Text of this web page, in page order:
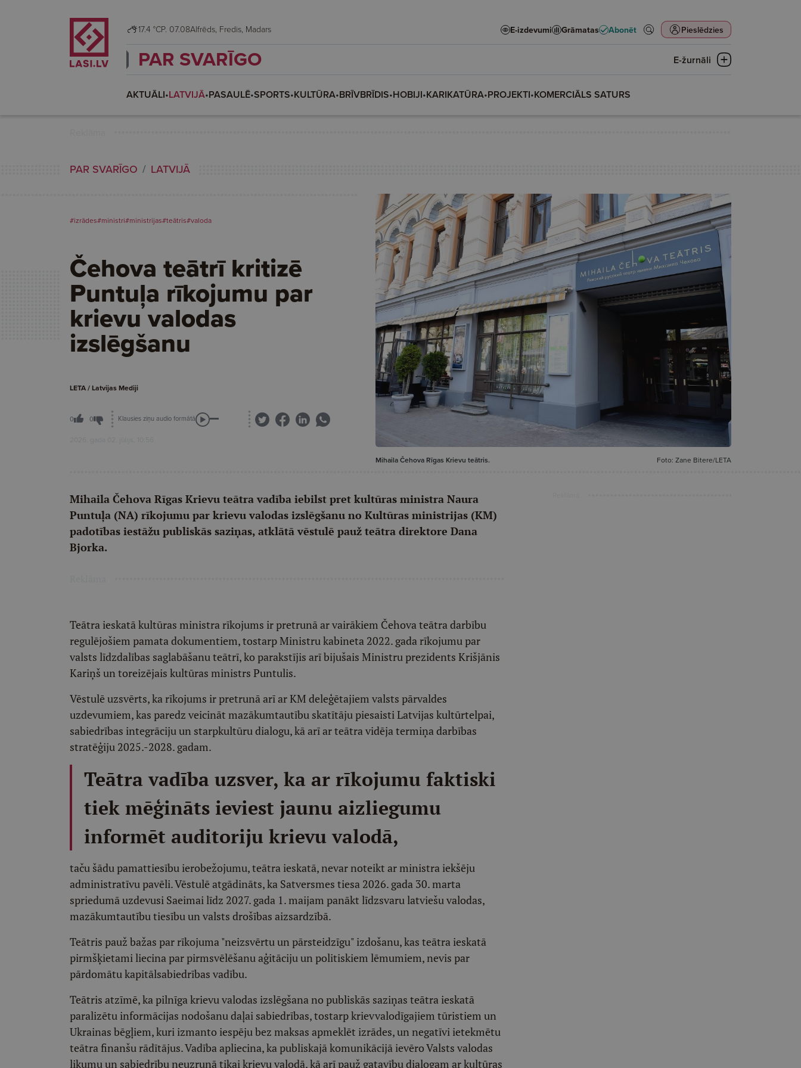
17.4 °CP. 07.08 Alfrēds, Fredis, Madars E-izdevumi Grāmatas Abonēt Pieslēdzies
PAR SVARĪGO E-žurnāli
AKTUĀLI•LATVIJĀ•PASAULĒ•SPORTS•KULTŪRA•BRĪVBRĪDIS•HOBIJI•KARIKATŪRA•PROJEKTI•KOMERCIĀLS SATURS
PAR SVARĪGO LATVIJĀ
#izrādes#ministri#ministrijas#teātris#valoda
Čehova teātrī kritizē
Puntuļa rīkojumu par
krievu valodas
izslēgšanu
LETA / Latvijas Mediji
0 0 Klausies ziņu audio formātā
2026. gada 02. jūlijs, 10:56
Mihaila Čehova Rīgas Krievu teātris. Foto: Zane Bitere/LETA
Mihaila Čehova Rīgas Krievu teātra vadība iebilst pret kultūras ministra Naura
Puntuļa (NA) rīkojumu par krievu valodas izslēgšanu no Kultūras ministrijas (KM)
padotības iestāžu publiskās saziņas, atklātā vēstulē pauž teātra direktore Dana
Bjorka.
Teātra ieskatā kultūras ministra rīkojums ir pretrunā ar vairākiem Čehova teātra darbību
regulējošiem pamata dokumentiem, tostarp Ministru kabineta 2022. gada rīkojumu par
valsts līdzdalības saglabāšanu teātrī, ko parakstījis arī bijušais Ministru prezidents Krišjānis
Kariņš un toreizējais kultūras ministrs Puntulis.
Vēstulē uzsvērts, ka rīkojums ir pretrunā arī ar KM deleģētajiem valsts pārvaldes
uzdevumiem, kas paredz veicināt mazākumtautību skatītāju piesaisti Latvijas kultūrtelpai,
sabiedrības integrāciju un starpkultūru dialogu, kā arī ar teātra vidēja termiņa darbības
stratēģiju 2025.-2028. gadam.
Teātra vadība uzsver, ka ar rīkojumu faktiski
tiek mēģināts ieviest jaunu aizliegumu
informēt auditoriju krievu valodā,
taču šādu pamattiesību ierobežojumu, teātra ieskatā, nevar noteikt ar ministra iekšēju
administratīvu pavēli. Vēstulē atgādināts, ka Satversmes tiesa 2026. gada 30. marta
spriedumā uzdevusi Saeimai līdz 2027. gada 1. maijam panākt līdzsvaru latviešu valodas,
mazākumtautību tiesību un valsts drošības aizsardzībā.
Teātris pauž bažas par rīkojuma "neizsvērtu un pārsteidzīgu" izdošanu, kas teātra ieskatā
pirmšķietami liecina par pirmsvēlēšanu aģitāciju un politiskiem lēmumiem, nevis par
pārdomātu kapitālsabiedrības vadību.
Teātris atzīmē, ka pilnīga krievu valodas izslēgšana no publiskās saziņas teātra ieskatā
paralizētu informācijas nodošanu daļai sabiedrības, tostarp krievvalodīgajiem tūristiem un
Ukrainas bēgļiem, kuri izmanto iespēju bez maksas apmeklēt izrādes, un negatīvi ietekmētu
teātra finanšu rādītājus. Vadība apliecina, ka publiskajā komunikācijā ievēro Valsts valodas
likumu un sabiedrību neuzrunā tikai krievu valodā, kā arī pauž gatavību dialogam ar kultūras